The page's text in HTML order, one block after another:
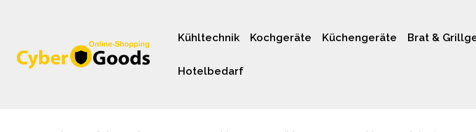
Kühltechnik Kochgeräte Küchengeräte Brat &
Hotelbedarf